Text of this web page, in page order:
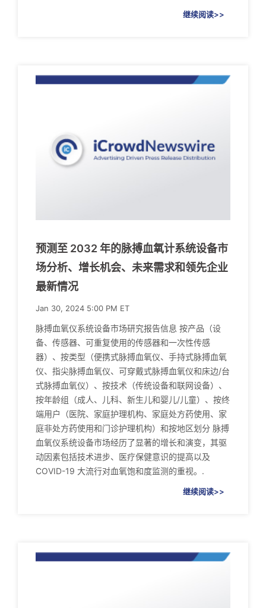
继续阅读>>
预测至 2032 年的脉搏血氧计系统设备市
场分析、增长机会、未来需求和领先企业
最新情况
Jan 30, 2024 5:00 PM ET
脉搏血氧仪系统设备市场研究报告信息 按产品（设
备、传感器、可重复使用的传感器和一次性传感
器）、按类型（便携式脉搏血氧仪、手持式脉搏血氧
仪、指尖脉搏血氧仪、可穿戴式脉搏血氧仪和床边/台
式脉搏血氧仪）、按技术（传统设备和联网设备）、
按年龄组（成人、儿科、新生儿和婴儿/儿童）、按终
端用户（医院、家庭护理机构、家庭处方药使用、家
庭非处方药使用和门诊护理机构）和按地区划分 脉搏
血氧仪系统设备市场经历了显著的增长和演变，其驱
动因素包括技术进步、医疗保健意识的提高以及
COVID-19 大流行对血氧饱和度监测的重视。.
继续阅读>>